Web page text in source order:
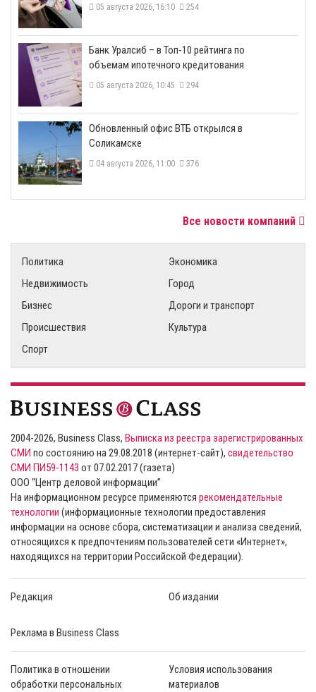
05 августа 2026, 16:10 254
​Банк Уралсиб – в Топ-10 рейтинга по
объемам ипотечного кредитования
05 августа 2026, 10:45 294
​Обновленный офис ВТБ открылся в
Соликамске
04 августа 2026, 11:00 376
Все новости компаний
Политика
Экономика
Недвижимость
Город
Бизнес
Дороги и транспорт
Происшествия
Культура
Спорт
2004-2026, Business Class, Выписка из реестра зарегистрированных
СМИ по состоянию на 29.08.2018 (интернет-сайт), свидетельство
СМИ ПИ59-1143 от 07.02.2017 (газета)
ООО “Центр деловой информации”
На информационном ресурсе применяются рекомендательные
технологии (информационные технологии предоставления
информации на основе сбора, систематизации и анализа сведений,
относящихся к предпочтениям пользователей сети «Интернет»,
находящихся на территории Российской Федерации).
Редакция Об издании
Реклама в Business Class
Политика в отношении
обработки персональных
Условия использования
материалов